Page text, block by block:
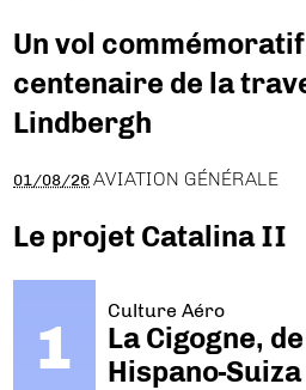
Un vol
centenaire de la
Lindbergh
01/08/26 AVIATION GÉNÉRALE
Le projet Catalina II
Culture Aéro
La Cigogne,
Hispano-Suiza